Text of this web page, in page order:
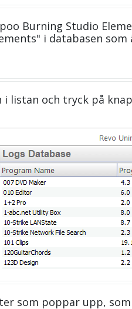
Burning Studio
i databasen
listan och tryck på
som poppar upp,